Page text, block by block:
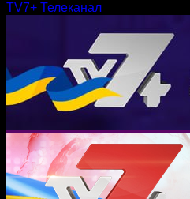
TV7+ Телеканал